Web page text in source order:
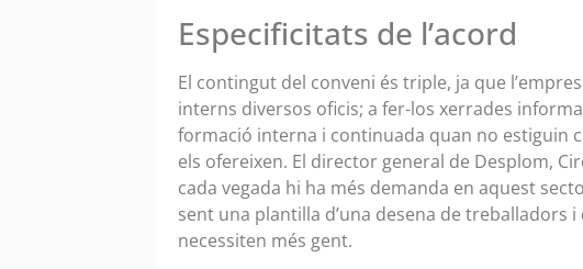
Especificitats de l’acord
El contingut del conveni és triple, ja que
interns diversos oficis; a fer-los xerrades
formació interna i continuada quan no estiguin
els ofereixen. El director general de Desplom,
cada vegada hi ha més demanda en aquest
sent una plantilla d’una desena de treballadors
necessiten més gent.